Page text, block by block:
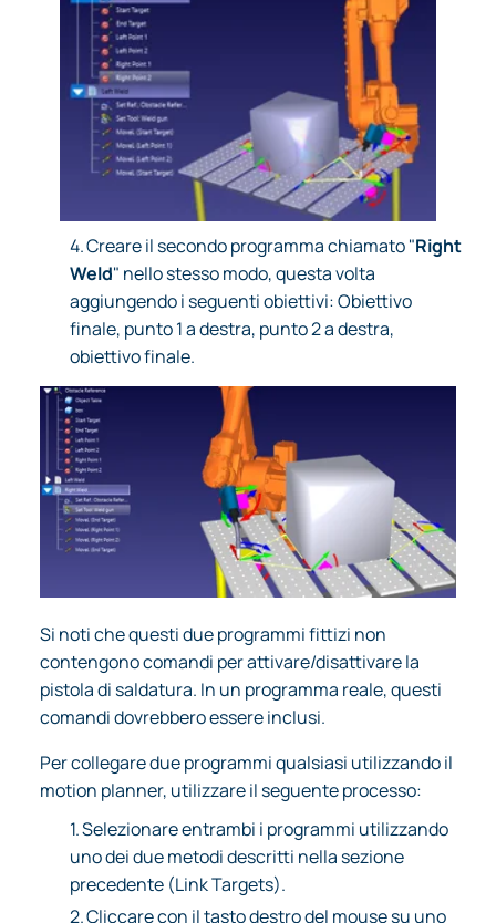
4.Creare il secondo programma chiamato "Right
Weld" nello stesso modo, questa volta
aggiungendo i seguenti obiettivi: Obiettivo
finale, punto 1 a destra, punto 2 a destra,
obiettivo finale.
Si noti che questi due programmi fittizi non
contengono comandi per attivare/disattivare la
pistola di saldatura. In un programma reale, questi
comandi dovrebbero essere inclusi.
Per collegare due programmi qualsiasi utilizzando il
motion planner, utilizzare il seguente processo:
1.Selezionare entrambi i programmi utilizzando
uno dei due metodi descritti nella sezione
precedente (Link Targets).
2.Cliccare con il tasto destro del mouse su uno